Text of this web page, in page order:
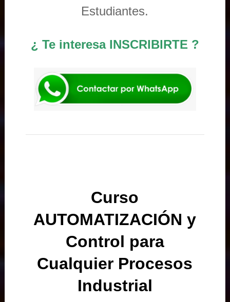
Estudiantes.
¿ Te interesa INSCRIBIRTE ?
Curso
AUTOMATIZACIÓN y
Control para
Cualquier Procesos
Industrial